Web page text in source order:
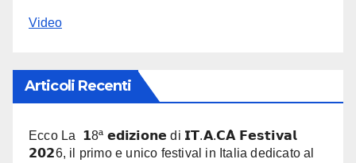
Video
Articoli Recenti
Ecco La 𝟭8ª 𝗲𝗱𝗶𝘇𝗶𝗼𝗻𝗲 di 𝗜𝗧.𝗔.𝗖𝗔̀ 𝗙𝗲𝘀𝘁𝗶𝘃𝗮𝗹
𝟮𝟬𝟮6, il primo e unico festival in Italia dedicato al